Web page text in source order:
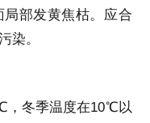
部发黄焦枯。应合
染。
，冬季温度在10℃以